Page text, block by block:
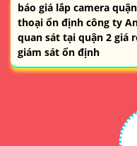
báo giá lắp camera
thoại ổn định công ty
quan sát tại quận 2 giá
giám sát ổn định